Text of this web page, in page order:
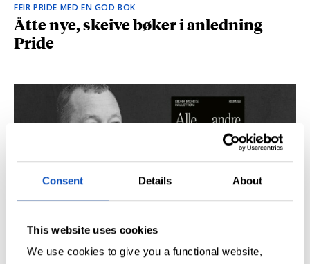
Consent Details About
This website uses cookies
We use cookies to give you a functional website,
FEIR PRIDE MED EN GOD BOK
Åtte nye, skeive bøker i anledning
Pride
SÅ DU NRK-DOKUMENTAREN «AGENTEN»?
Didrik M. Hallstrøm: – Alt det med CIA